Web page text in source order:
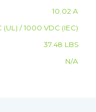
10.02 A
(UL) / 1000 VDC (IEC)
37.48 LBS
N/A